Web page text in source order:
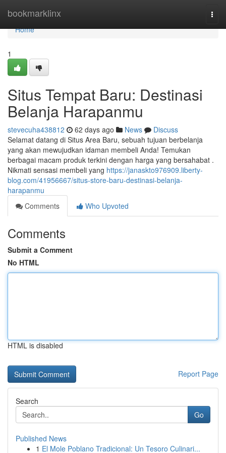
bookmarklinx
Home
Home
1
Situs Tempat Baru: Destinasi
Belanja Harapanmu
stevecuha438812 62 days ago News
Discuss
Selamat datang di Situs Area Baru, sebuah tujuan berbelanja
yang akan mewujudkan idaman membeli Anda! Temukan
berbagai macam produk terkini dengan harga yang bersahabat .
Nikmati sensasi membeli yang https://janaskto976909.liberty-
blog.com/41956667/situs-store-baru-destinasi-belanja-
harapanmu
Comments
Who Upvoted
Comments
Submit a Comment
No HTML
HTML is disabled
Report Page
Search
Go
Published News
1 El Mole Poblano Tradicional: Un Tesoro Culinari...